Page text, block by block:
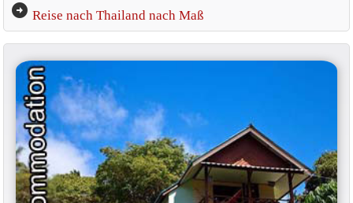
arrow_circle_right Reise nach Thailand nach Maß